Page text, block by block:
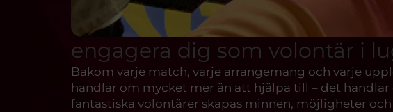
engagera dig som volontär i
Bakom varje match, varje arrangemang och varje
handlar om mycket mer än att hjälpa till – det
fantastiska volontärer skapas minnen, möjligheter